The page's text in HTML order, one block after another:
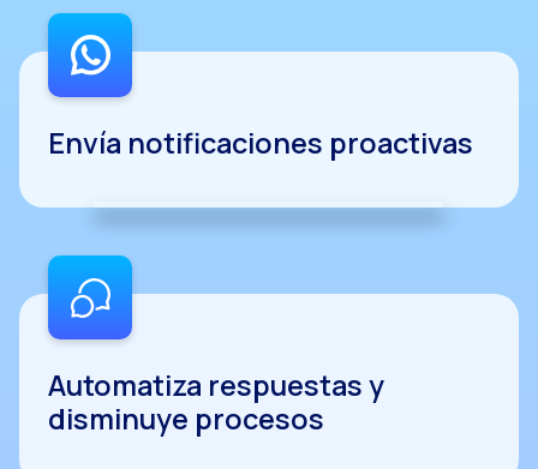
Recapitulación de
Catálogo
Somos Business
Envía notificaciones proactivas
Automatiza respuestas y
disminuye procesos